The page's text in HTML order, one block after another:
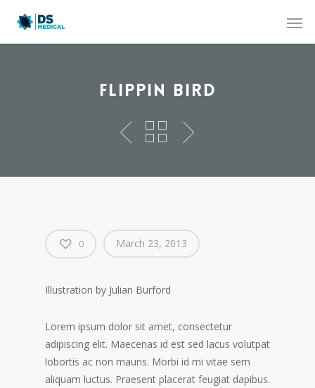
Flippin Bird
0 March 23, 2013
Illustration by Julian Burford
Lorem ipsum dolor sit amet, consectetur
adipiscing elit. Maecenas id est sed lacus volutpat
lobortis ac non mauris. Morbi id mi vitae sem
aliquam luctus. Praesent placerat feugiat dapibus.